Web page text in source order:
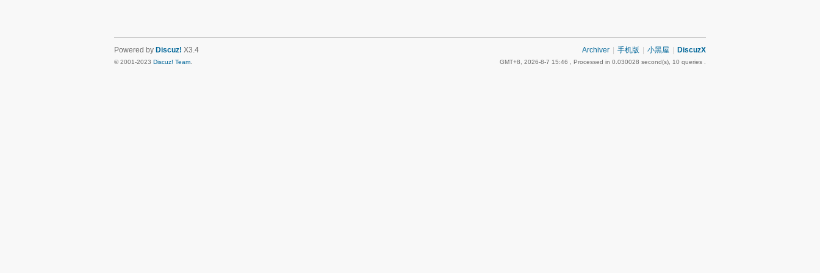
Archiver 手机版 小黑屋 DiscuzX
GMT+8, 2026-8-7 15:46 , Processed in 0.030028 second(s), 10 queries .
Powered by Discuz! X3.4
© 2001-2023 Discuz! Team